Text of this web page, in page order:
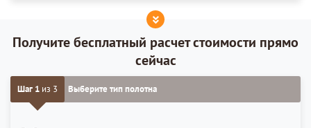
Получите бесплатный расчет стоимости прямо
сейчас
Шаг 1 из 3 Выберите тип полотна